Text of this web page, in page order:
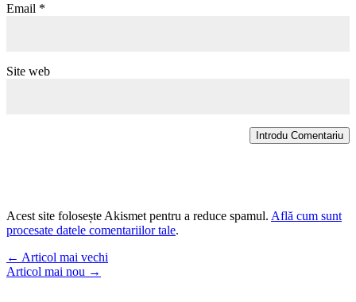
Email *
Site web
Introdu Comentariu
Acest site folosește Akismet pentru a reduce spamul. Află cum sunt
procesate datele comentariilor tale.
← Articol mai vechi
Articol mai nou →